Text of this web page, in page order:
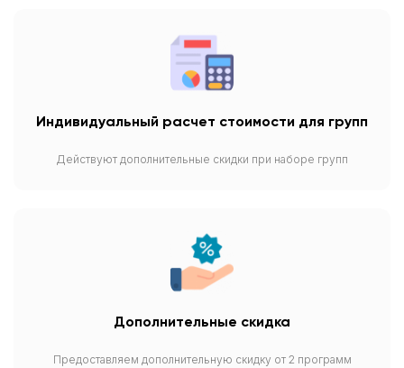
Индивидуальный расчет стоимости для групп
Действуют дополнительные скидки при наборе групп
Дополнительные скидка
Предоставляем дополнительную скидку от 2 программ